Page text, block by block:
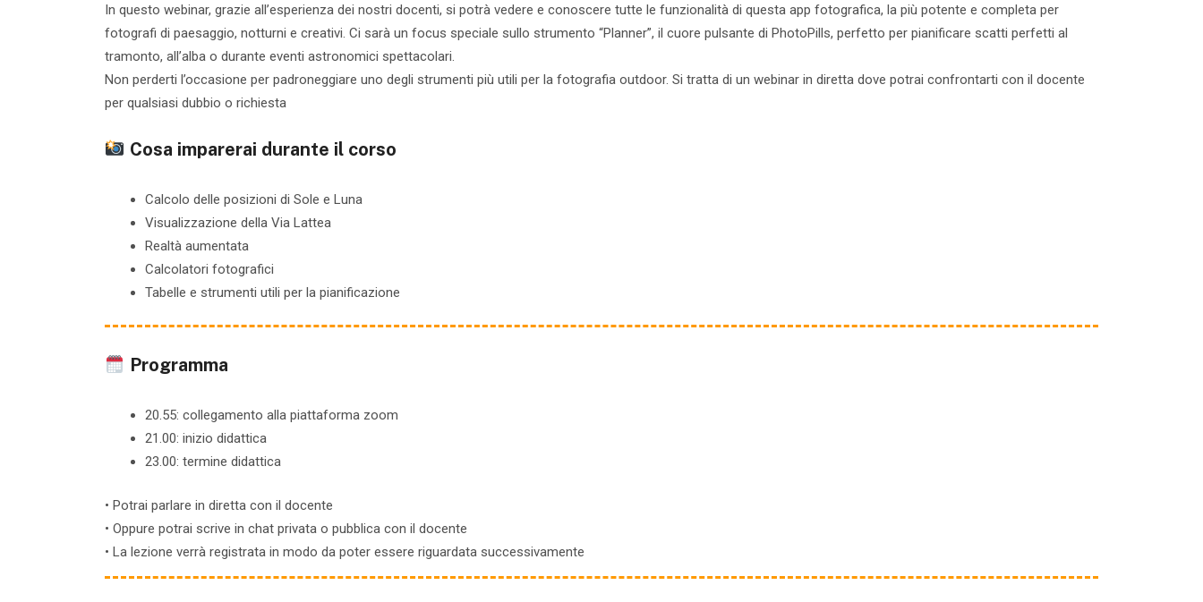
In questo webinar, grazie all’esperienza dei nostri docenti, si potrà vedere e conoscere tutte le funzionalità di questa app fotografica, la più potente e completa per
fotografi di paesaggio, notturni e creativi. Ci sarà un focus speciale sullo strumento “Planner”, il cuore pulsante di PhotoPills, perfetto per pianificare scatti perfetti al
tramonto, all’alba o durante eventi astronomici spettacolari.
Non perderti l’occasione per padroneggiare uno degli strumenti più utili per la fotografia outdoor. Si tratta di un webinar in diretta dove potrai confrontarti con il docente
per qualsiasi dubbio o richiesta
Cosa imparerai durante il corso
Calcolo delle posizioni di Sole e Luna
Visualizzazione della Via Lattea
Realtà aumentata
Calcolatori fotografici
Tabelle e strumenti utili per la pianificazione
Programma
20.55: collegamento alla piattaforma zoom
21.00: inizio didattica
23.00: termine didattica
• Potrai parlare in diretta con il docente
• Oppure potrai scrive in chat privata o pubblica con il docente
• La lezione verrà registrata in modo da poter essere riguardata successivamente